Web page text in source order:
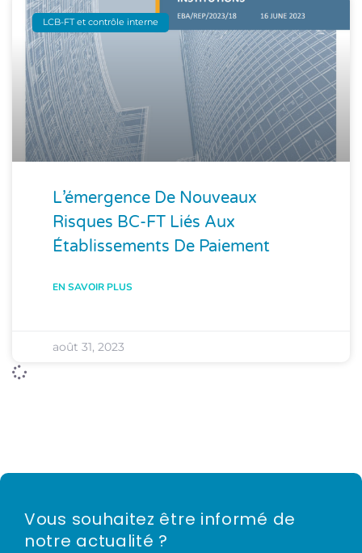
LCB-FT et contrôle interne
L’émergence De Nouveaux
Risques BC-FT Liés Aux
Établissements De Paiement
EN SAVOIR PLUS
août 31, 2023
Vous souhaitez être informé de
notre actualité ?